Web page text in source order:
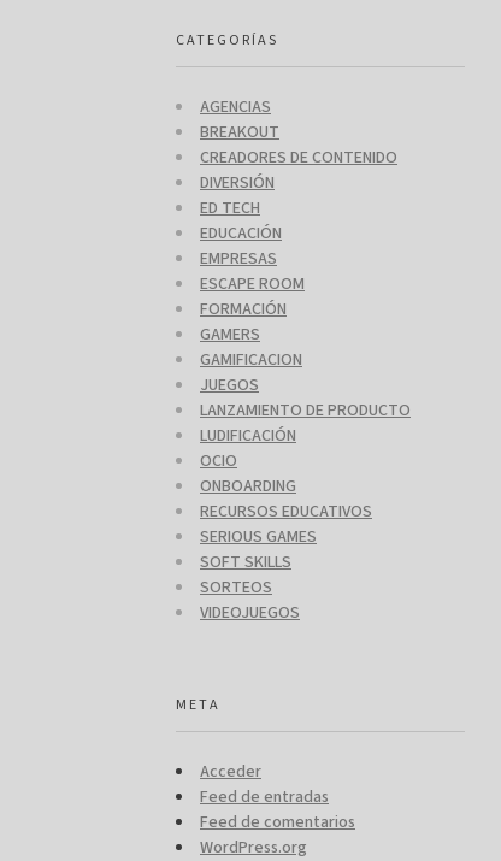
CATEGORÍAS
AGENCIAS
BREAKOUT
CREADORES DE CONTENIDO
DIVERSIÓN
ED TECH
EDUCACIÓN
EMPRESAS
ESCAPE ROOM
FORMACIÓN
GAMERS
GAMIFICACION
JUEGOS
LANZAMIENTO DE PRODUCTO
LUDIFICACIÓN
OCIO
ONBOARDING
RECURSOS EDUCATIVOS
SERIOUS GAMES
SOFT SKILLS
SORTEOS
VIDEOJUEGOS
META
Acceder
Feed de entradas
Feed de comentarios
WordPress.org